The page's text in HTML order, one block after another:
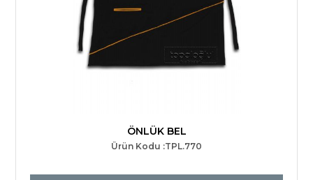
ÖNLÜK BEL
Ürün Kodu :TPL.770